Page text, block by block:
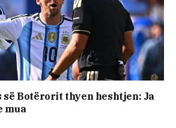
Botërorit thyen heshtjen: Ja
mua